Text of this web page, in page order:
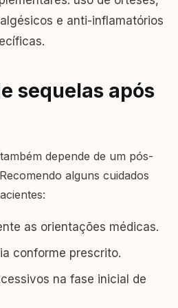
e anti-inflamatórios
sequelas após
depende de um pós-
alguns cuidados
as orientações médicas.
conforme prescrito.
na fase inicial de